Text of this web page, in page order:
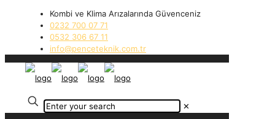
Kombi ve Klima Arızalarında Güvenceniz
0232 700 07 71
0532 306 67 11
info@penceteknik.com.tr
✕